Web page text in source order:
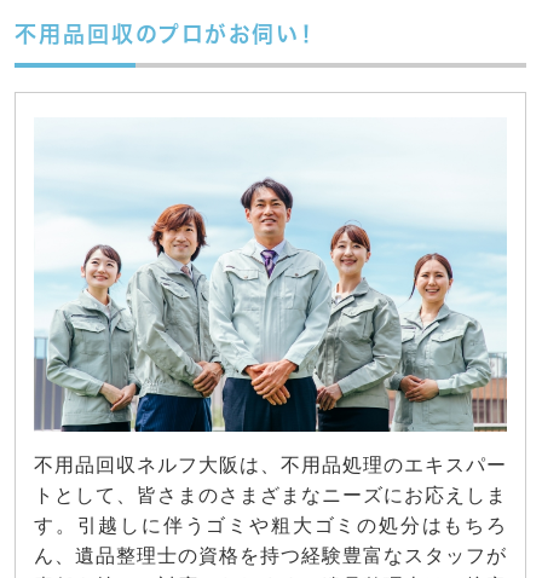
不用品回収のプロがお伺い！
不用品回収ネルフ大阪は、不用品処理のエキスパー
トとして、皆さまのさまざまなニーズにお応えしま
す。引越しに伴うゴミや粗大ゴミの処分はもちろ
ん、遺品整理士の資格を持つ経験豊富なスタッフが